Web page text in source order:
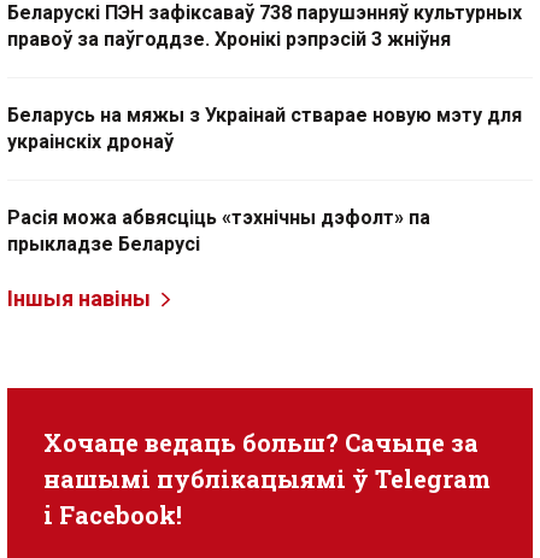
Беларускі ПЭН зафіксаваў 738 парушэнняў культурных
правоў за паўгоддзе. Хронікі рэпрэсій 3 жніўня
Беларусь на мяжы з Украінай стварае новую мэту для
украінскіх дронаў
Расія можа абвясціць «тэхнічны дэфолт» па
прыкладзе Беларусі
Іншыя навіны
Хочаце ведаць больш? Сачыце за
нашымі публікацыямі ў Telegram
i Facebook!